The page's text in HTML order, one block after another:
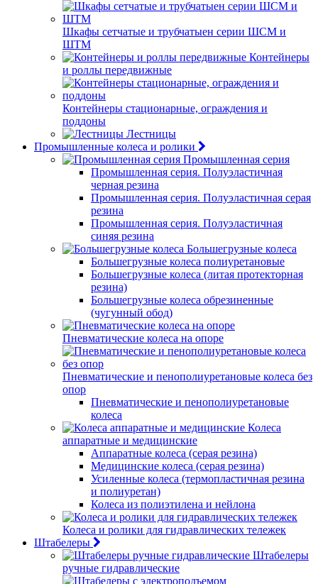
Шкафы сетчатые и трубчатыен серии ШСМ и
ШТМ
Контейнеры
и роллы передвижные
Контейнеры стационарные, ограждения и
поддоны
Лестницы
Промышленные колеса и ролики
Промышленная серия
Промышленная серия. Полуэластичная
черная резина
Промышленная серия. Полуэластичная серая
резина
Промышленная серия. Полуэластичная
синяя резина
Большегрузные колеса
Большегрузные колеса полиуретановые
Большегрузные колеса (литая протекторная
резина)
Большегрузные колеса обрезиненные
(чугунный обод)
Пневматические колеса на опоре
Пневматические и пенополиуретановые колеса без
опор
Пневматические и пенополиуретановые
колеса
Колеса
аппаратные и медицинские
Аппаратные колеса (серая резина)
Медицинские колеса (серая резина)
Усиленные колеса (термопластичная резина
и полиуретан)
Колеса из полиэтилена и нейлона
Колеса и ролики для гидравлических тележек
Штабелеры
Штабелеры
ручные гидравлические